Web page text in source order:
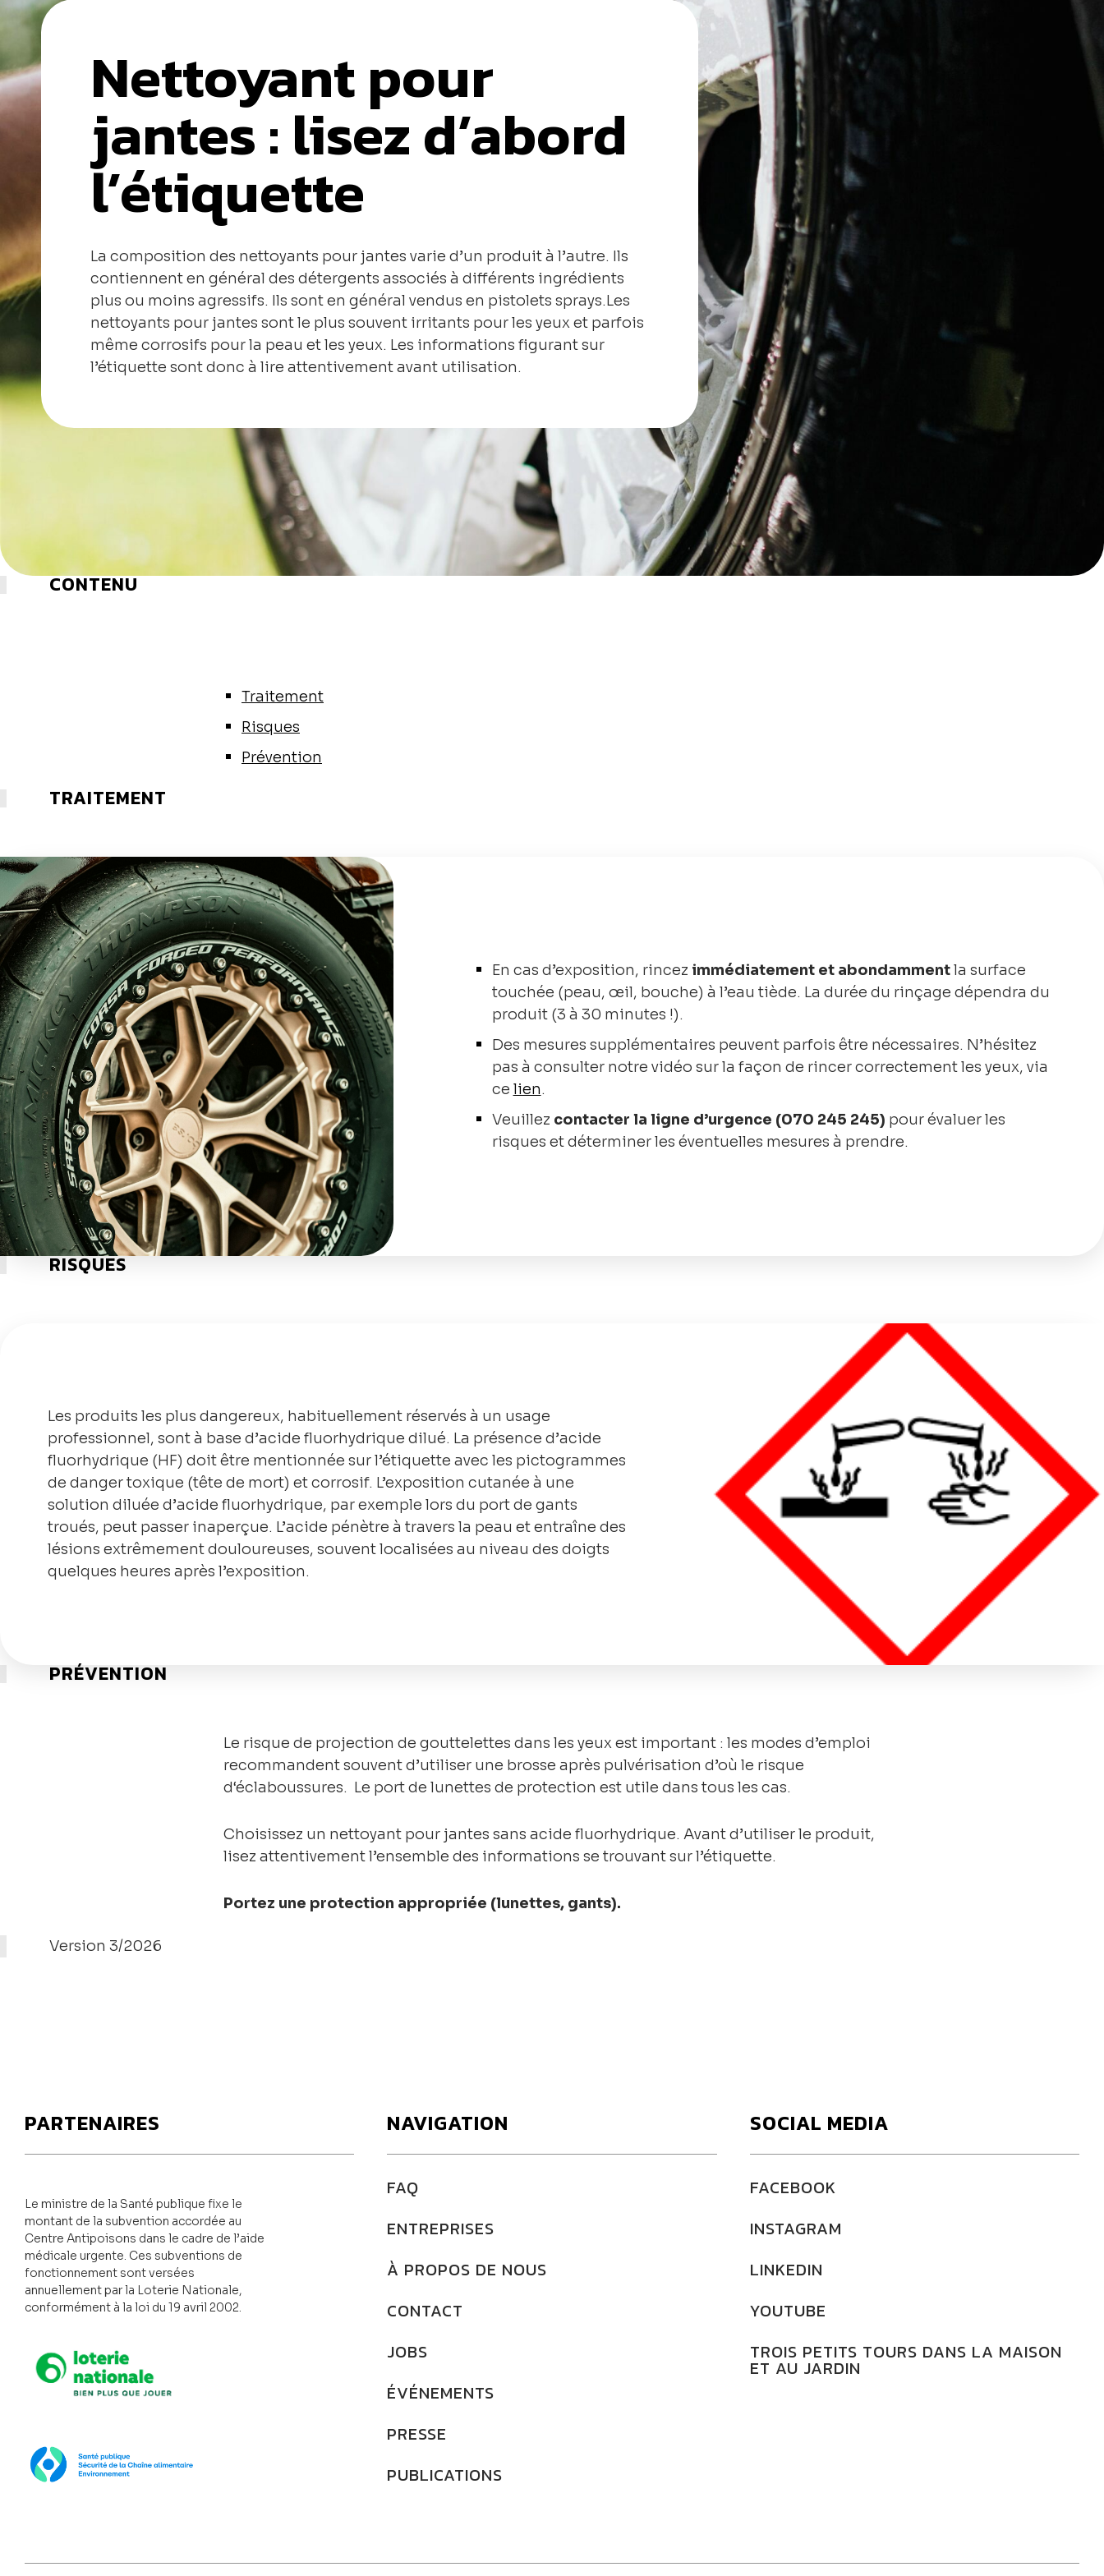
Nettoyant pour
jantes : lisez d’abord
l’étiquette
La composition des nettoyants pour jantes varie d’un produit à l’autre. Ils
contiennent en général des détergents associés à différents ingrédients
plus ou moins agressifs. Ils sont en général vendus en pistolets sprays.Les
nettoyants pour jantes sont le plus souvent irritants pour les yeux et parfois
même corrosifs pour la peau et les yeux. Les informations figurant sur
l’étiquette sont donc à lire attentivement avant utilisation.
CONTENU
Traitement
Risques
Prévention
TRAITEMENT
En cas d’exposition, rincez immédiatement et abondammentla surface
touchée (peau, œil, bouche) à l’eau tiède. La durée du rinçage dépendra du
produit (3 à 30 minutes !).
Des mesures supplémentaires peuvent parfois être nécessaires. N’hésitez
pas à consulter notre vidéo sur la façon de rincer correctement les yeux, via
ce lien.
Veuillez contacter la ligne d’urgence (070 245 245) pour évaluer les
risques et déterminer les éventuelles mesures à prendre.
RISQUES
Les produits les plus dangereux, habituellement réservés à un usage
professionnel, sont à base d’acide fluorhydrique dilué. La présence d’acide
fluorhydrique (HF) doit être mentionnée sur l’étiquette avec les pictogrammes
de danger toxique (tête de mort) et corrosif. L’exposition cutanée à une
solution diluée d’acide fluorhydrique, par exemple lors du port de gants
troués, peut passer inaperçue. L’acide pénètre à travers la peau et entraîne des
lésions extrêmement douloureuses, souvent localisées au niveau des doigts
quelques heures après l’exposition.
PRÉVENTION
Le risque de projection de gouttelettes dans les yeux est important : les modes d’emploi
recommandent souvent d’utiliser une brosse après pulvérisation d’où le risque
d‘éclaboussures. Le port de lunettes de protection est utile dans tous les cas.
Choisissez un nettoyant pour jantes sans acide fluorhydrique. Avant d’utiliser le produit,
lisez attentivement l’ensemble des informations se trouvant sur l’étiquette.
Portez une protection appropriée (lunettes, gants).
Version 3/2026
PARTENAIRES
Le ministre de la Santé publique fixe le
montant de la subvention accordée au
Centre Antipoisons dans le cadre de l’aide
médicale urgente. Ces subventions de
fonctionnement sont versées
annuellement par la Loterie Nationale,
conformément à la loi du 19 avril 2002.
Loterie Nationale
NAVIGATION
FAQ
ENTREPRISES
À PROPOS DE NOUS
CONTACT
JOBS
ÉVÉNEMENTS
PRESSE
PUBLICATIONS
SOCIAL MEDIA
FACEBOOK
INSTAGRAM
LINKEDIN
YOUTUBE
TROIS PETITS TOURS DANS LA MAISON
ET AU JARDIN